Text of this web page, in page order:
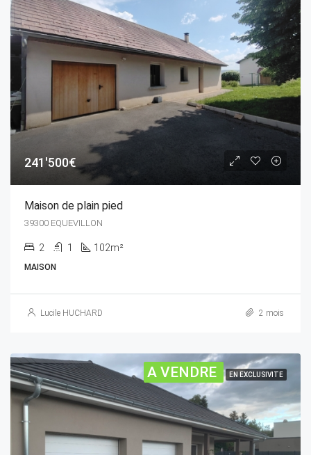
241'500€
Maison de plain pied
39300 EQUEVILLON
2 1 102m²
MAISON
Lucile HUCHARD 2 mois
A VENDRE EN EXCLUSIVITE